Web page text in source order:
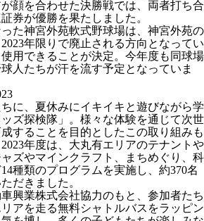
顔を合わせた決勝戦では、両者打ち合
券が優勝を果たしました。
た神宮外苑軟式野球場は、神宮外苑の
年限りで廃止される方向となってい
用できることが決定。今年度も同球場
人たちが汗を流す予定となっていま
に、夏休みにイキイキと遊びながら学
ズ探検隊」。様々な体験を通じて次世
することを目的としたこの取り組みも
年度は、大丸有エリアのテナントや
ズやマインクラフト、まちめぐり、科
種類のプログラムを実施し、約370名
だきました。
興業株式会社協力のもと、参加者たち
アを走る無料シャトルバスをラッピン